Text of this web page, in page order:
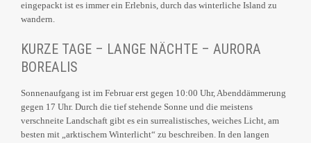
eingepackt ist es immer ein Erlebnis, durch das winterliche Island zu
wandern.
KURZE TAGE – LANGE NÄCHTE – AURORA
BOREALIS
Sonnenaufgang ist im Februar erst gegen 10:00 Uhr, Abenddämmerung
gegen 17 Uhr. Durch die tief stehende Sonne und die meistens
verschneite Landschaft gibt es ein surrealistisches, weiches Licht, am
besten mit „arktischem Winterlicht“ zu beschreiben. In den langen